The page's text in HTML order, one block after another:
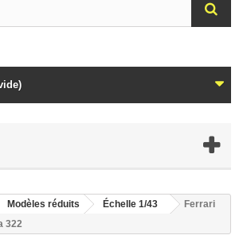
Modèles réduits Échelle 1/43
Ferrari
322